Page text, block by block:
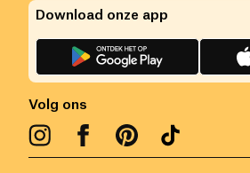
Volg ons
Download onze app